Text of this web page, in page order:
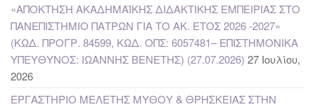
«ΑΠΟΚΤΗΣΗ ΑΚΑΔΗΜΑΪΚΗΣ ΔΙΔΑΚΤΙΚΗΣ ΕΜΠΕΙΡΙΑΣ ΣΤΟ
ΠΑΝΕΠΙΣΤΗΜΙΟ ΠΑΤΡΩΝ ΓΙΑ ΤΟ ΑΚ. ΕΤΟΣ 2026 -2027»
(ΚΩΔ. ΠΡΟΓΡ. 84599, ΚΩΔ. ΟΠΣ: 6057481– ΕΠΙΣΤΗΜΟΝΙΚΑ
ΥΠΕΥΘΥΝΟΣ: ΙΩΑΝΝΗΣ ΒΕΝΕΤΗΣ) (27.07.2026) 27 Ιουλίου,
2026
ΕΡΓΑΣΤΗΡΙΟ ΜΕΛΕΤΗΣ ΜΥΘΟΥ & ΘΡΗΣΚΕΙΑΣ ΣΤΗΝ